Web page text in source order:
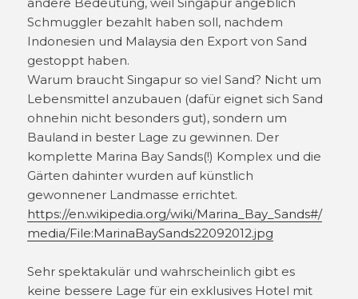
Schmuggler bezahlt haben soll, nachdem
Indonesien und Malaysia den Export von Sand
gestoppt haben.
Warum braucht Singapur so viel Sand? Nicht um
Lebensmittel anzubauen (dafür eignet sich Sand
ohnehin nicht besonders gut), sondern um
Bauland in bester Lage zu gewinnen. Der
komplette Marina Bay Sands(!) Komplex und die
Gärten dahinter wurden auf künstlich
gewonnener Landmasse errichtet.
https://en.wikipedia.org/wiki/Marina_Bay_Sands#/
media/File:MarinaBaySands22092012.jpg
Sehr spektakulär und wahrscheinlich gibt es
keine bessere Lage für ein exklusives Hotel mit